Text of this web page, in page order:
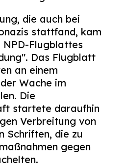
die auch bei
stattfand, kam
NPD-Flugblattes
Das Flugblatt
an einem
Wache im
Die
startete daraufhin
Verbreitung von
Schriften, die zu
gegen